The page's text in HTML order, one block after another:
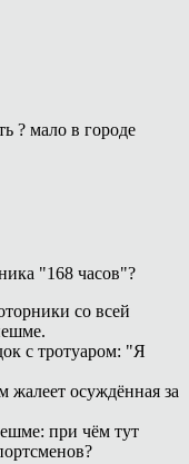
? мало в городе
"168 часов"?
со всей
с тротуаром: "Я
осуждённая за
при чём тут